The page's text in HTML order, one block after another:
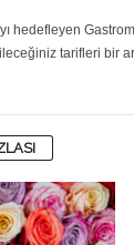
hedefleyen
tarifleri bir